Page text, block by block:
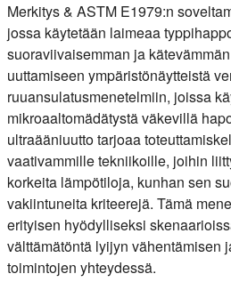
Merkitys & ASTM E1979:n
jossa käytetään laimeaa
suoraviivaisemman ja
uuttamiseen ympäristönäytteistä
ruuansulatusmenetelmiin, joissa
mikroaaltomädätystä väkevillä
ultraääniuutto tarjoaa
vaativammille tekniikoille, joihin
korkeita lämpötiloja, kunhan sen
vakiintuneita kriteerejä. Tämä
erityisen hyödylliseksi
välttämätöntä lyijyn vähentämisen
toimintojen yhteydessä.